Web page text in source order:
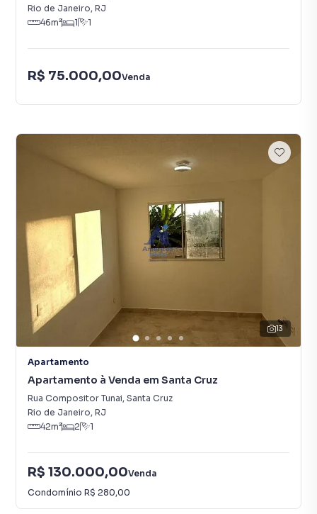
Rio de Janeiro, RJ
46m² 1 1
R$ 75.000,00Venda
13
Apartamento
Apartamento à Venda em Santa Cruz
Rua Compositor Tunai, Santa Cruz
Rio de Janeiro, RJ
42m² 2 1
R$ 130.000,00Venda
Condomínio R$ 280,00